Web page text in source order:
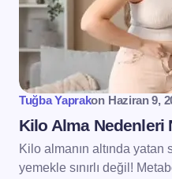
Tuğba Yaprakon Haziran 9,
Kilo Alma Nedenleri
Kilo almanın altında
yemekle sınırlı değil!